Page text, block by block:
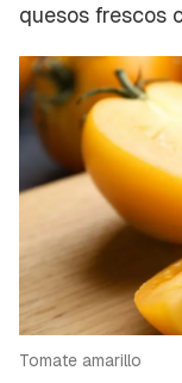
quesos frescos
Tomate amarillo